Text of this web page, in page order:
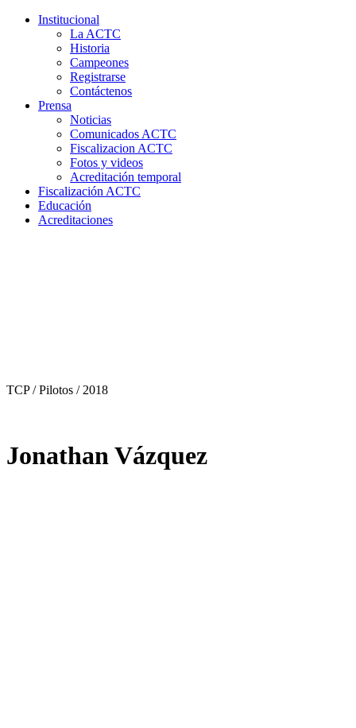
Institucional
La ACTC
Historia
Campeones
Registrarse
Contáctenos
Prensa
Noticias
Comunicados ACTC
Fiscalizacion ACTC
Fotos y videos
Acreditación temporal
Fiscalización ACTC
Educación
Acreditaciones
TCP / Pilotos / 2018
Jonathan Vázquez